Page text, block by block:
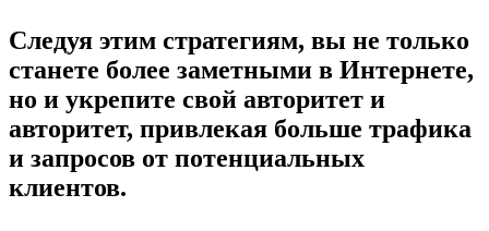
Следуя этим стратегиям, вы не только
станете более заметными в Интернете,
но и укрепите свой авторитет и
авторитет, привлекая больше трафика
и запросов от потенциальных
клиентов.